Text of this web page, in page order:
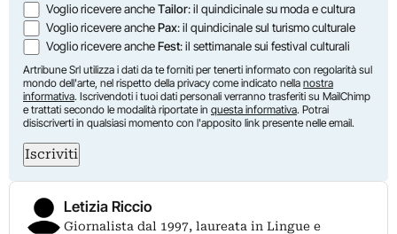
Voglio ricevere ancheTailor: il quindicinale su moda e cultura
Voglio ricevere anchePax: il quindicinale sul turismo culturale
Voglio ricevere ancheFest: il settimanale sui festival culturali
Artribune Srl utilizza i dati da te forniti per tenerti informato con regolarità sul
mondo dell'arte, nel rispetto della privacy come indicato nella nostra
informativa. Iscrivendoti i tuoi dati personali verranno trasferiti su MailChimp
e trattati secondo le modalità riportate in questa informativa. Potrai
disiscriverti in qualsiasi momento con l'apposito link presente nelle email.
Iscriviti
Letizia Riccio
Giornalista dal 1997, laureata in Lingue e